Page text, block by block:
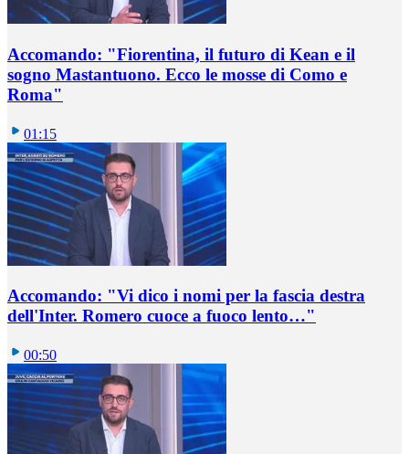
Accomando: "Fiorentina, il futuro di Kean e il
sogno Mastantuono. Ecco le mosse di Como e
Roma"
01:15
Accomando: "Vi dico i nomi per la fascia destra
dell'Inter. Romero cuoce a fuoco lento…"
00:50